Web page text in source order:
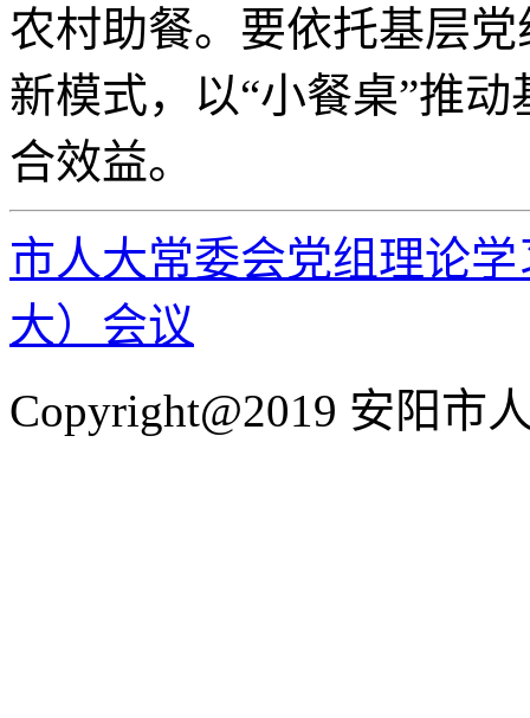
农村助餐。要依托基层
新模式，以“小餐桌”推
合效益。
市人大常委会党组理论
大）会议
Copyright@2019 安阳市